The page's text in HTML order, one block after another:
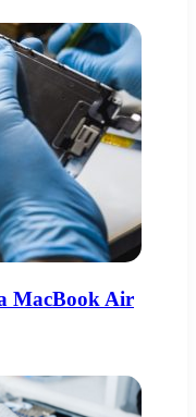
MacBook Air